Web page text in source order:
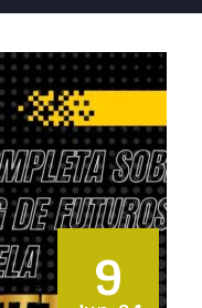
9